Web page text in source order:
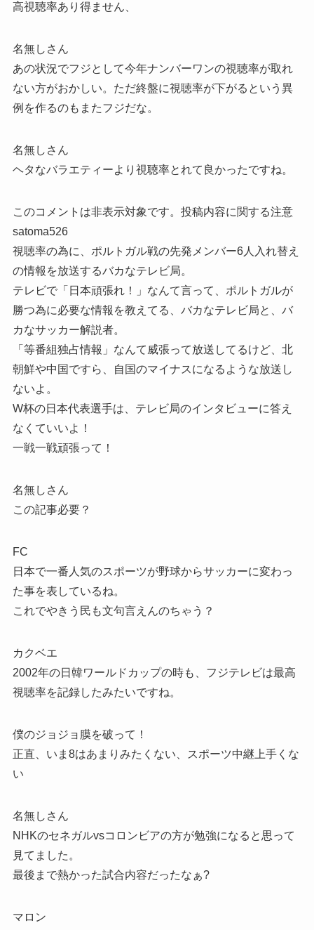
高視聴率あり得ません、
名無しさん
あの状況でフジとして今年ナンバーワンの視聴率が取れ
ない方がおかしい。ただ終盤に視聴率が下がるという異
例を作るのもまたフジだな。
名無しさん
ヘタなバラエティーより視聴率とれて良かったですね。
このコメントは非表示対象です。投稿内容に関する注意
satoma526
視聴率の為に、ポルトガル戦の先発メンバー6人入れ替え
の情報を放送するバカなテレビ局。
テレビで「日本頑張れ！」なんて言って、ポルトガルが
勝つ為に必要な情報を教えてる、バカなテレビ局と、バ
カなサッカー解説者。
「等番組独占情報」なんて威張って放送してるけど、北
朝鮮や中国ですら、自国のマイナスになるような放送し
ないよ。
W杯の日本代表選手は、テレビ局のインタビューに答え
なくていいよ！
一戦一戦頑張って！
名無しさん
この記事必要？
FC
日本で一番人気のスポーツが野球からサッカーに変わっ
た事を表しているね。
これでやきう民も文句言えんのちゃう？
カクベエ
2002年の日韓ワールドカップの時も、フジテレビは最高
視聴率を記録したみたいですね。
僕のジョジョ膜を破って！
正直、いま8はあまりみたくない、スポーツ中継上手くな
い
名無しさん
NHKのセネガルvsコロンビアの方が勉強になると思って
見てました。
最後まで熱かった試合内容だったなぁ?
マロン